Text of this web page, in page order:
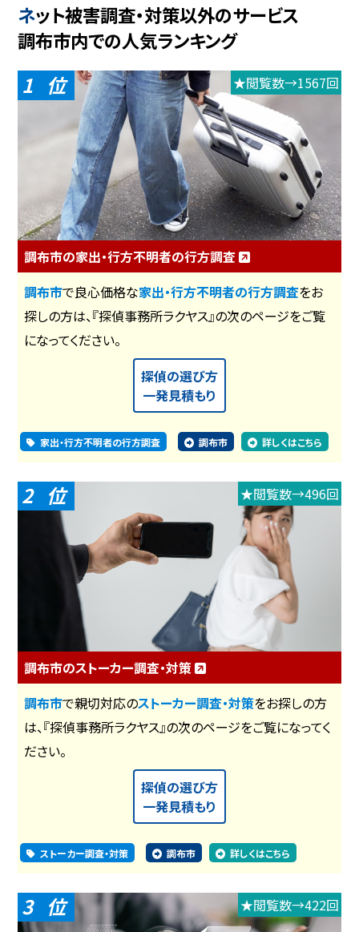
ネット被害調査・対策以外のサービス
調布市内での人気ランキング
1 ★閲覧数→1567回
調布市の家出・行方不明者の行方調査
調布市で良心価格な家出・行方不明者の行方調査をお
探しの方は、『探偵事務所ラクヤス』の次のページをご覧
になってください。
探偵の選び方
一発見積もり
家出・行方不明者の行方調査 調布市 詳しくはこちら
2 ★閲覧数→496回
調布市のストーカー調査・対策
調布市で親切対応のストーカー調査・対策をお探しの方
は、『探偵事務所ラクヤス』の次のページをご覧になってく
ださい。
探偵の選び方
一発見積もり
ストーカー調査・対策 調布市 詳しくはこちら
3 ★閲覧数→422回